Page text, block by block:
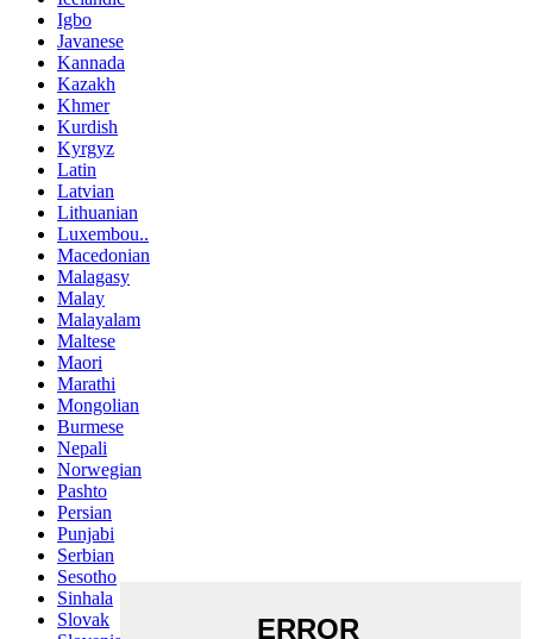
Igbo
Javanese
Kannada
Kazakh
Khmer
Kurdish
Kyrgyz
Latin
Latvian
Lithuanian
Luxembou..
Macedonian
Malagasy
Malay
Malayalam
Maltese
Maori
Marathi
Mongolian
Burmese
Nepali
Norwegian
Pashto
Persian
Punjabi
Serbian
Sesotho
Sinhala
Slovak